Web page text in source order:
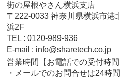
街の屋根やさん横浜支店
〒222-0033 神奈川県横浜市港
浜2F
TEL : 0120-989-936
E-mail : info@sharetech.co.jp
営業時間【お電話での受付時
・メールでのお問合せは24時